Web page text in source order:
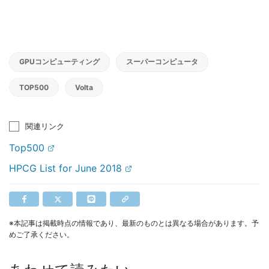
GPUコンピューティング スーパーコンピュータ
TOP500 Volta
関連リンク
Top500
HPCG List for June 2018
※本記事は掲載時点の情報であり、最新のものとは異なる場合があります。予
めご了承ください。